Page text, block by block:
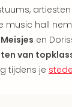
music hall
en
van
tijdens je